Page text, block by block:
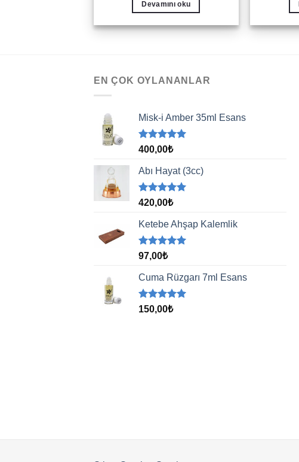
Devamını oku
EN ÇOK OYLANANLAR
Misk-i Amber 35ml Esans
5 üzerinden
aldı
400,00₺
Abı Hayat (3cc)
5 üzerinden
aldı
420,00₺
Ketebe Ahşap Kalemlik
5 üzerinden
aldı
97,00₺
Cuma Rüzgarı 7ml Esans
5 üzerinden
150,00₺